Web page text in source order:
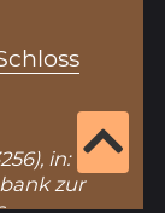
in:
zur